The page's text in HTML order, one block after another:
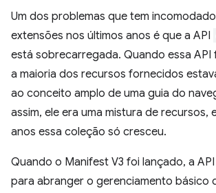
Um dos problemas que tem
extensões nos últimos anos é que a API
está sobrecarregada. Quando essa API
a maioria dos recursos fornecidos
ao conceito amplo de uma guia do
assim, ele era uma mistura de recursos,
anos essa coleção só cresceu.
Quando o Manifest V3 foi lançado, a
para abranger o gerenciamento básico